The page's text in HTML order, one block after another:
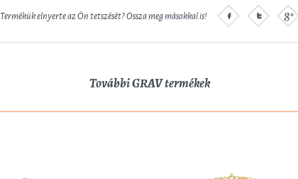
Termékük elnyerte az Ön tetszését? Ossza meg másokkal is!
További GRAV termékek